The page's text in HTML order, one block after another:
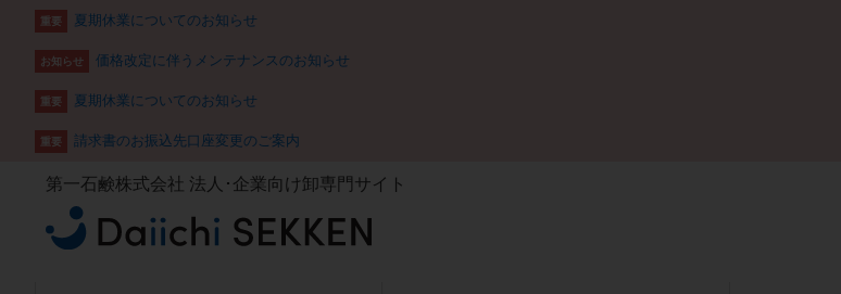
重要 夏期休業についてのお知らせ
お知らせ 価格改定に伴うメンテナンスのお知らせ
重要 夏期休業についてのお知らせ
重要 請求書のお振込先口座変更のご案内
第一石鹸株式会社 法人･企業向け卸専門サイト